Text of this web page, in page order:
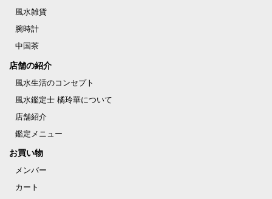
風水雑貨
腕時計
中国茶
店舗の紹介
風水生活のコンセプト
風水鑑定士 橘玲華について
店舗紹介
鑑定メニュー
お買い物
メンバー
カート